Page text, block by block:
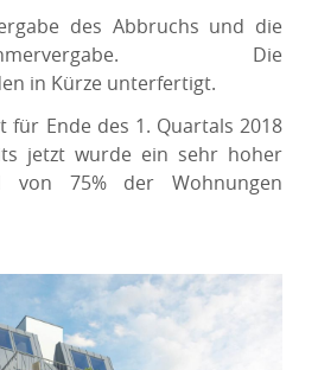
des Abbruchs und die
Die
in Kürze unterfertigt.
für Ende des 1. Quartals 2018
jetzt wurde ein sehr hoher
von 75% der Wohnungen